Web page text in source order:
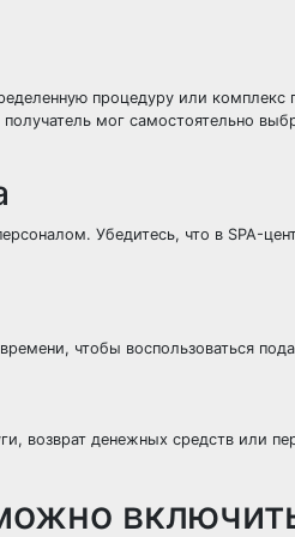
процедуру или комплекс
мог самостоятельно
Убедитесь, что в SPA-
чтобы воспользоваться
возврат денежных средств или